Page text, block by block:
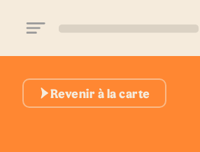
Revenir à la carte